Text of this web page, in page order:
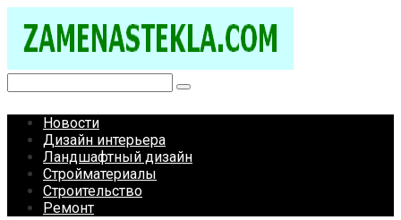
контенту
Новости
Дизайн интерьера
Ландшафтный дизайн
Стройматериалы
Строительство
Ремонт